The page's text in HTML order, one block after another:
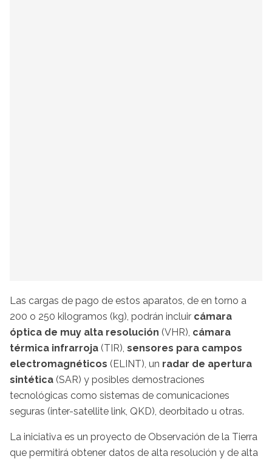
Las cargas de pago de estos aparatos, de en torno a
200 o 250 kilogramos (kg), podrán incluir cámara
óptica de muy alta resolución (VHR), cámara
térmica infrarroja (TIR), sensores para campos
electromagnéticos (ELINT), un radar de apertura
sintética (SAR) y posibles demostraciones
tecnológicas como sistemas de comunicaciones
seguras (inter-satellite link, QKD), deorbitado u otras.
La iniciativa es un proyecto de Observación de la Tierra
que permitirá obtener datos de alta resolución y de alta